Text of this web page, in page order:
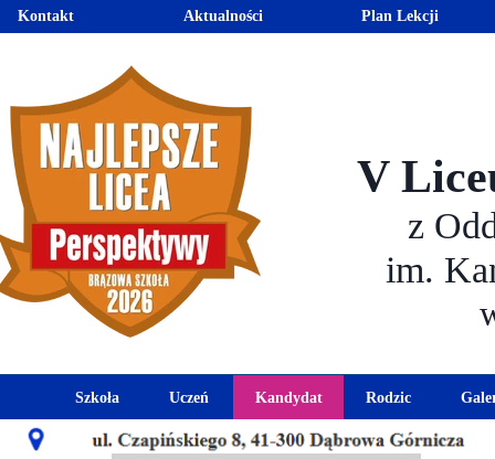
Rodzic
Harmonogram
Szkoła
Historia szkoły
Uczeń
Kalendarz roku szkolnego
Kandydat
Aktualności dla
V
z
im.
Plan Lekcji
Aktualności
Kontakt